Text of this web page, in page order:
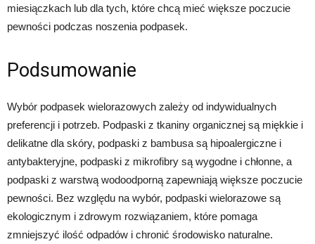
miesiączkach lub dla tych, które chcą mieć większe poczucie
pewności podczas noszenia podpasek.
Podsumowanie
Wybór podpasek wielorazowych zależy od indywidualnych
preferencji i potrzeb. Podpaski z tkaniny organicznej są miękkie i
delikatne dla skóry, podpaski z bambusa są hipoalergiczne i
antybakteryjne, podpaski z mikrofibry są wygodne i chłonne, a
podpaski z warstwą wodoodporną zapewniają większe poczucie
pewności. Bez względu na wybór, podpaski wielorazowe są
ekologicznym i zdrowym rozwiązaniem, które pomaga
zmniejszyć ilość odpadów i chronić środowisko naturalne.